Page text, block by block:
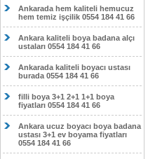
Ankarada hem kaliteli hemucuz
hem temiz işçilik 0554 184 41 66
Ankara kaliteli boya badana alçı
ustaları 0554 184 41 66
Ankarada kaliteli boyacı ustası
burada 0554 184 41 66
filli boya 3+1 2+1 1+1 boya
fiyatları 0554 184 41 66
Ankara ucuz boyacı boya badana
ustası 3+1 ev boyama fiyatları
0554 184 41 66